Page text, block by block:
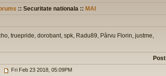
:: Securitate nationala :: MAI
truepride, dorobant, spk, Radu89, Pârvu Florin, justme,
Post
Fri Feb 23 2018, 05:09PM